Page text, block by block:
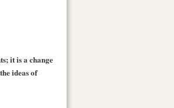
it is a change
ideas of